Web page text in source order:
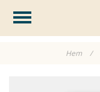
Hem /